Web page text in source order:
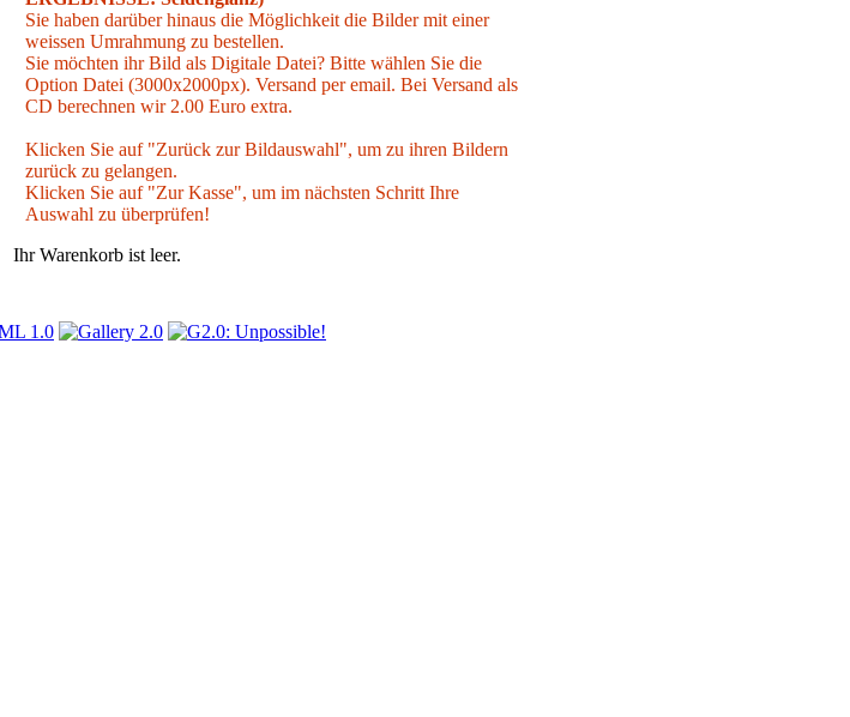
Sie haben darüber hinaus die Möglichkeit die Bilder mit einer
weissen Umrahmung zu bestellen.
Sie möchten ihr Bild als Digitale Datei? Bitte wählen Sie die
Option Datei (3000x2000px). Versand per email. Bei Versand als
CD berechnen wir 2.00 Euro extra.
Klicken Sie auf "Zurück zur Bildauswahl", um zu ihren Bildern
zurück zu gelangen.
Klicken Sie auf "Zur Kasse", um im nächsten Schritt Ihre
Auswahl zu überprüfen!
Ihr Warenkorb ist leer.